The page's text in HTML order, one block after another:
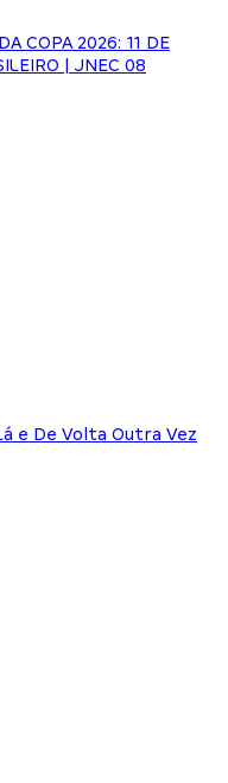
COPA 2026: 11 DE
| JNEC 08
e De Volta Outra Vez